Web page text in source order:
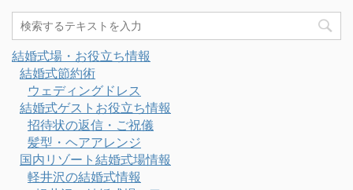
結婚式場・お役立ち情報
結婚式節約術
ウェディングドレス
結婚式ゲストお役立ち情報
招待状の返信・ご祝儀
髪型・ヘアアレンジ
国内リゾート結婚式場情報
軽井沢の結婚式情報